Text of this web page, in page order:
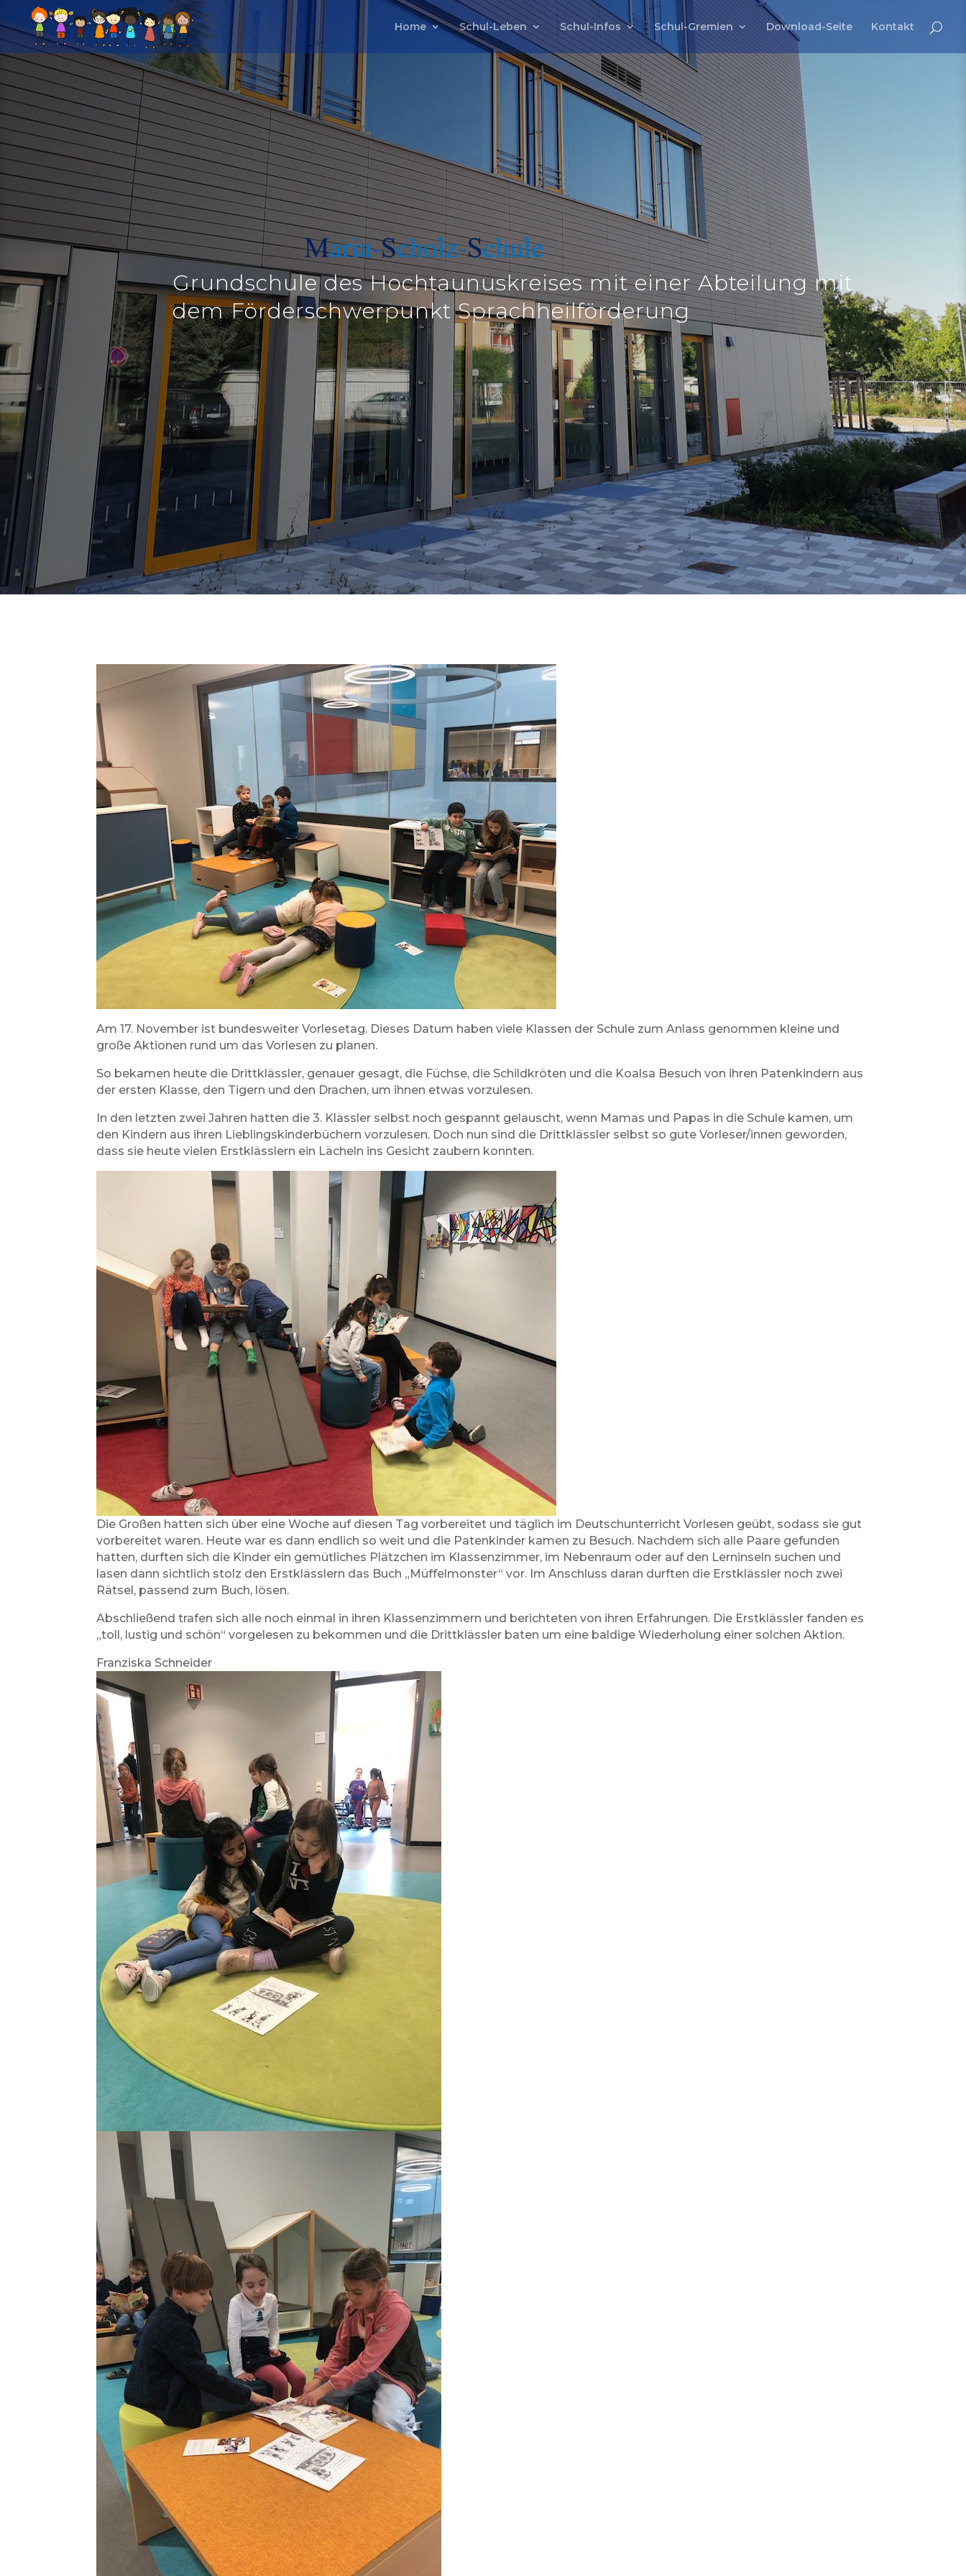
Home Schul-Leben Schul-Infos Schul-Gremien Download-Seite Kontakt
Grundschule des Hochtaunuskreisesmit einer Abteilung mit
dem Förderschwerpunkt Sprachheilförderung
Am 17. November ist bundesweiter Vorlesetag. Dieses Datum haben viele Klassen der Schule zum Anlass genommen kleine und
große Aktionen rund um das Vorlesen zu planen.
So bekamen heute die Drittklässler, genauer gesagt, die Füchse, die Schildkröten und die Koalsa Besuch von ihren Patenkindern aus
der ersten Klasse, den Tigern und den Drachen, um ihnen etwas vorzulesen.
In den letzten zwei Jahren hatten die 3. Klässler selbst noch gespannt gelauscht, wenn Mamas und Papas in die Schule kamen, um
den Kindern aus ihren Lieblingskinderbüchern vorzulesen. Doch nun sind die Drittklässler selbst so gute Vorleser/innen geworden,
dass sie heute vielen Erstklässlern ein Lächeln ins Gesicht zaubern konnten.
Die Großen hatten sich über eine Woche auf diesen Tag vorbereitet und täglich im Deutschunterricht Vorlesen geübt, sodass sie gut
vorbereitet waren. Heute war es dann endlich so weit und die Patenkinder kamen zu Besuch. Nachdem sich alle Paare gefunden
hatten, durften sich die Kinder ein gemütliches Plätzchen im Klassenzimmer, im Nebenraum oder auf den Lerninseln suchen und
lasen dann sichtlich stolz den Erstklässlern das Buch „Müffelmonster“ vor. Im Anschluss daran durften die Erstklässler noch zwei
Rätsel, passend zum Buch, lösen.
Abschließend trafen sich alle noch einmal in ihren Klassenzimmern und berichteten von ihren Erfahrungen. Die Erstklässler fanden es
„toll, lustig und schön“ vorgelesen zu bekommen und die Drittklässler baten um eine baldige Wiederholung einer solchen Aktion.
Franziska Schneider